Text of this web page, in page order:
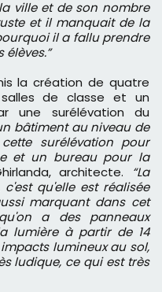
ville et de son nombre
et il manquait de la
il a fallu prendre
la création de quatre
de classe et un
une surélévation du
bâtiment au niveau de
surélévation pour
et un bureau pour la
architecte. “La
qu'elle est réalisée
marquant dans cet
a des panneaux
lumière à partir de 14
lumineux au sol,
ludique, ce qui est très